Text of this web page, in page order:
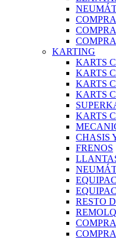
KARTING
KARTS
KARTS
KARTS
KARTS
KARTS
CHASIS
FRENOS
RESTO